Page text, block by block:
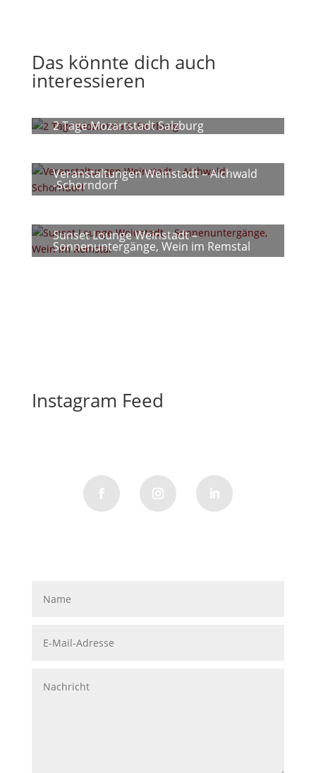
Das könnte dich auch
interessieren
2 Tage Mozartstadt Salzburg
Veranstaltungen Weinstadt – Aichwald
-Schorndorf
Sunset Lounge Weinstadt –
Sonnenuntergänge, Wein im Remstal
Instagram Feed